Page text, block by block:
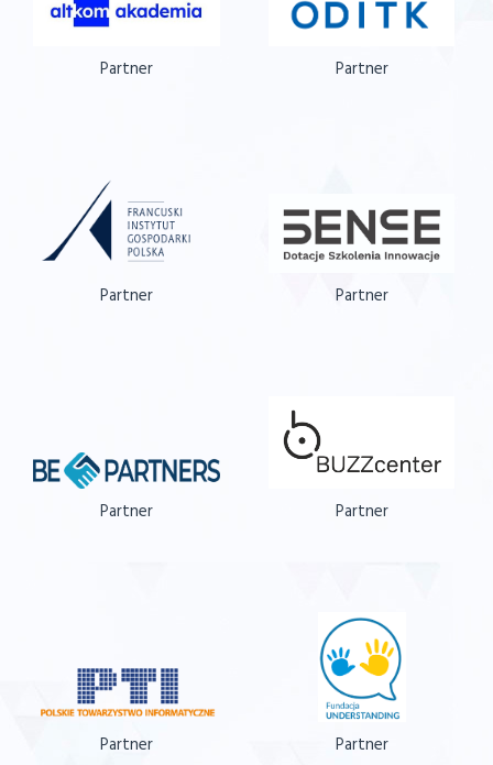
Partner Partner
Partner Partner
Partner Partner
Partner Partner